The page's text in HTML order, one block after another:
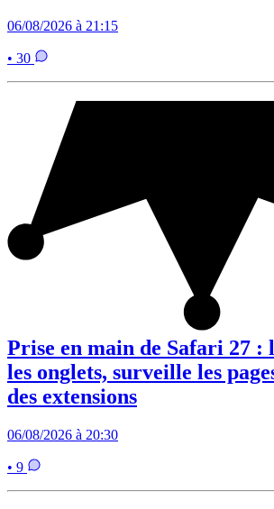
06/08/2026 à 21:15
• 30
Prise en main de Safari 27 :
les onglets, surveille les
des extensions
06/08/2026 à 20:30
• 9